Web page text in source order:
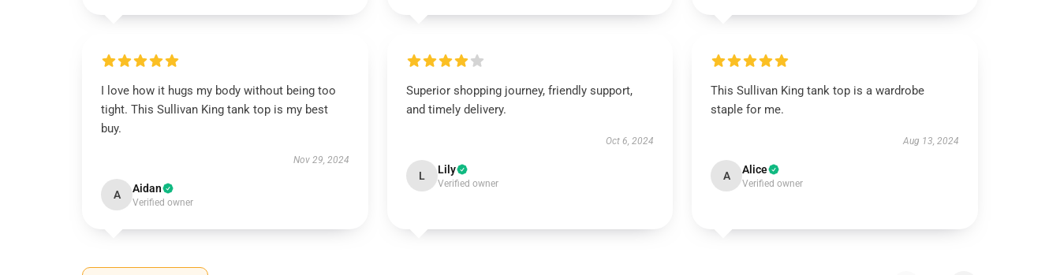
I love how it hugs my body without being too
tight. This Sullivan King tank top is my best
buy.
Nov 29, 2024
A Aidan
Verified owner
Superior shopping journey, friendly support,
and timely delivery.
Oct 6, 2024
L Lily
Verified owner
This Sullivan King tank top is a wardrobe
staple for me.
Aug 13, 2024
A Alice
Verified owner